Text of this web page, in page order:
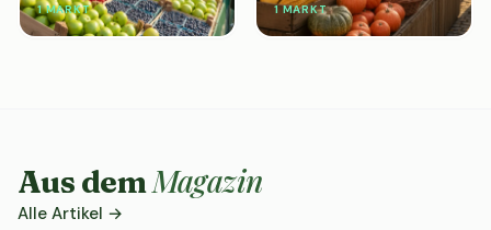
1 MARKT 1 MARKT
Aus demMagazin
Alle Artikel →